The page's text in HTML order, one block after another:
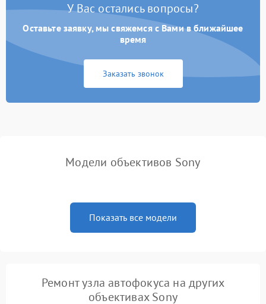
при всех фокусных
4500 ₽ Подробнее →
У Вас остались вопросы?
Оставьте заявку, мы свяжемся с Вами в ближайшее
время
Заказать звонок
Модели объективов Sony
Показать все модели
Ремонт узла автофокуса на других
объективах Sony